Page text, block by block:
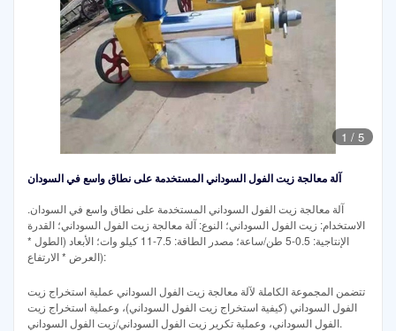
1 / 5
آلة معالجة زيت الفول السوداني المستخدمة على نطاق واسع في السودان
آلة معالجة زيت الفول السوداني المستخدمة على نطاق واسع في السودان.
الاستخدام: زيت الفول السوداني؛ النوع: آلة معالجة زيت الفول السوداني؛ القدرة
الإنتاجية: 0.5-5 طن/ساعة؛ مصدر الطاقة: 7.5-11 كيلو وات؛ الأبعاد (الطول *
العرض * الارتفاع):
تتضمن المجموعة الكاملة لآلة معالجة زيت الفول السوداني عملية استخراج زيت
الفول السوداني (كيفية استخراج زيت الفول السوداني)، وعملية استخراج زيت
الفول السوداني، وعملية تكرير زيت الفول السوداني/زيت الفول السوداني.